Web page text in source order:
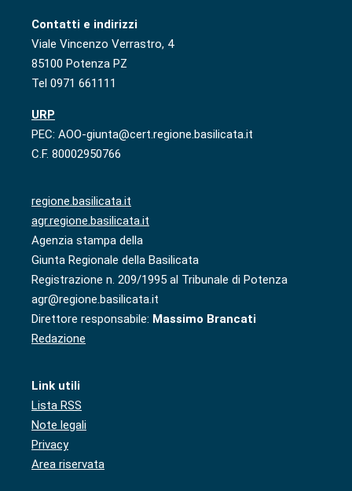
Contatti e indirizzi
Viale Vincenzo Verrastro, 4
85100 Potenza PZ
Tel 0971 661111
URP
PEC: AOO-giunta@cert.regione.basilicata.it
C.F. 80002950766
regione.basilicata.it
agr.regione.basilicata.it
Agenzia stampa della
Giunta Regionale della Basilicata
Registrazione n. 209/1995 al Tribunale di Potenza
agr@regione.basilicata.it
Direttore responsabile: Massimo Brancati
Redazione
Link utili
Lista RSS
Note legali
Privacy
Area riservata